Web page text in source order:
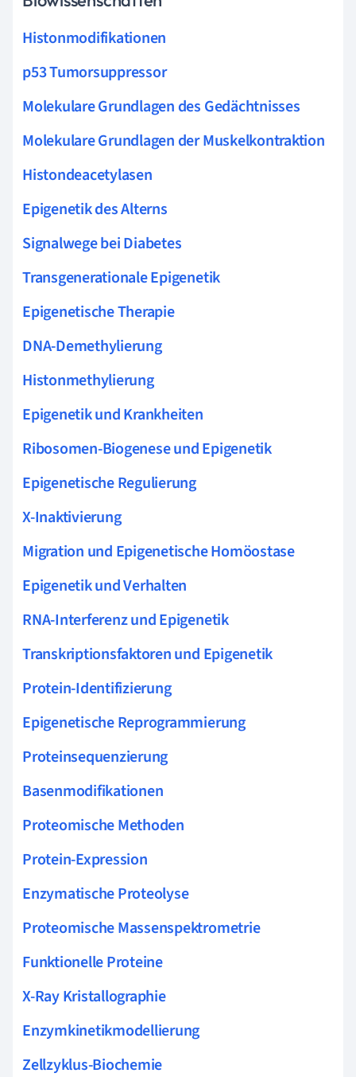
Histonmodifikationen
p53 Tumorsuppressor
Molekulare Grundlagen des Gedächtnisses
Molekulare Grundlagen der Muskelkontraktion
Histondeacetylasen
Epigenetik des Alterns
Signalwege bei Diabetes
Transgenerationale Epigenetik
Epigenetische Therapie
DNA-Demethylierung
Histonmethylierung
Epigenetik und Krankheiten
Ribosomen-Biogenese und Epigenetik
Epigenetische Regulierung
X-Inaktivierung
Migration und Epigenetische Homöostase
Epigenetik und Verhalten
RNA-Interferenz und Epigenetik
Transkriptionsfaktoren und Epigenetik
Protein-Identifizierung
Epigenetische Reprogrammierung
Proteinsequenzierung
Basenmodifikationen
Proteomische Methoden
Protein-Expression
Enzymatische Proteolyse
Proteomische Massenspektrometrie
Funktionelle Proteine
X-Ray Kristallographie
Enzymkinetikmodellierung
Zellzyklus-Biochemie